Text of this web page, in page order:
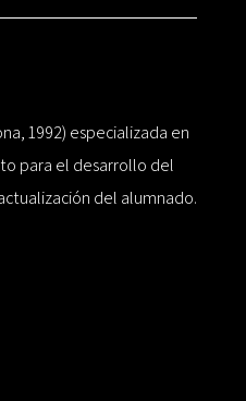
1992) especializada en
para el desarrollo del
del alumnado.